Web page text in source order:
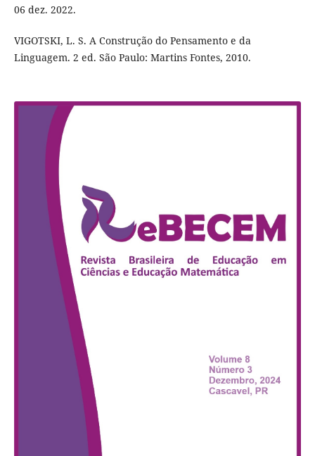
06 dez. 2022.
VIGOTSKI, L. S. A Construção do Pensamento e da
Linguagem. 2 ed. São Paulo: Martins Fontes, 2010.